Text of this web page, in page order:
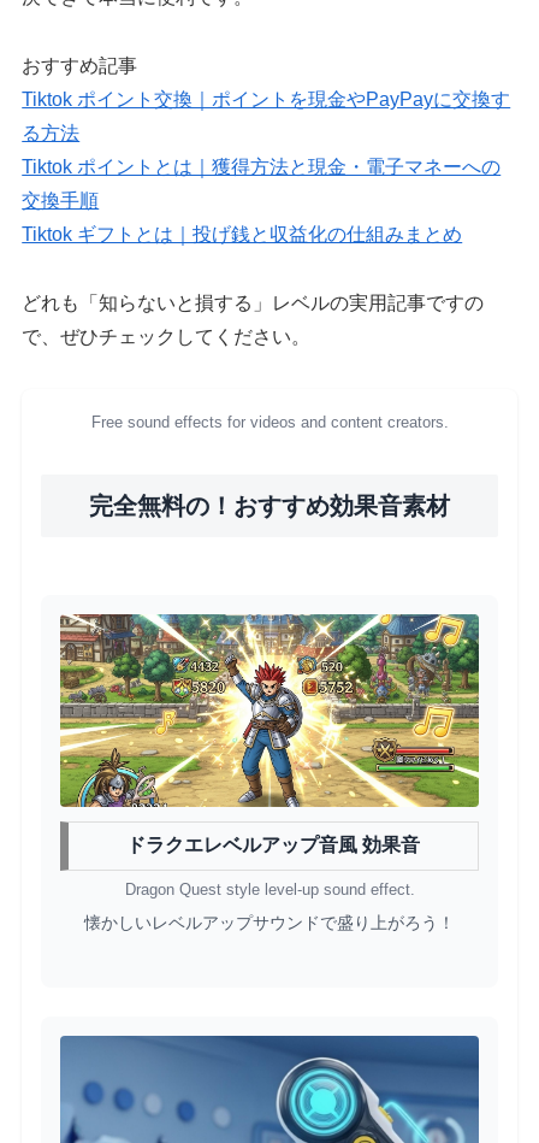
おすすめ記事
Tiktok ポイント交換｜ポイントを現金やPayPayに交換す
る方法
Tiktok ポイントとは｜獲得方法と現金・電子マネーへの
交換手順
Tiktok ギフトとは｜投げ銭と収益化の仕組みまとめ
どれも「知らないと損する」レベルの実用記事ですの
で、ぜひチェックしてください。
Free sound effects for videos and content creators.
完全無料の！おすすめ効果音素材
ドラクエレベルアップ音風 効果音
Dragon Quest style level-up sound effect.
懐かしいレベルアップサウンドで盛り上がろう！